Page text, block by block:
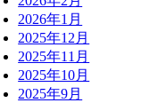
2026年1月
2025年12月
2025年11月
2025年10月
2025年9月